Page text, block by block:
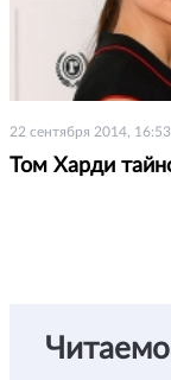
22 сентября 2014, 16:53
Том Харди